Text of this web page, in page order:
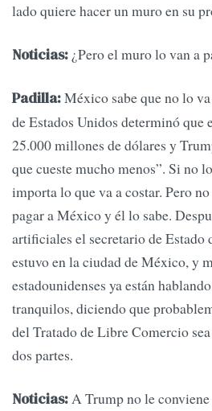
lado quiere hacer un muro en su
Noticias: ¿Pero el muro lo van a
Padilla:México sabe que no lo
de Estados Unidos determinó que
25.000 millones de dólares y
que cueste mucho menos”. Si no
importa lo que va a costar. Pero
pagar a México y él lo sabe.
artificiales el secretario de Estado
estuvo en la ciudad de México, y
estadounidenses ya están
tranquilos, diciendo que
del Tratado de Libre Comercio
dos partes.
Noticias: A Trump no le